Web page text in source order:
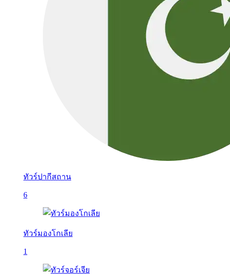
ทัวร์ปากีสถาน
6
ทัวร์มองโกเลีย
1